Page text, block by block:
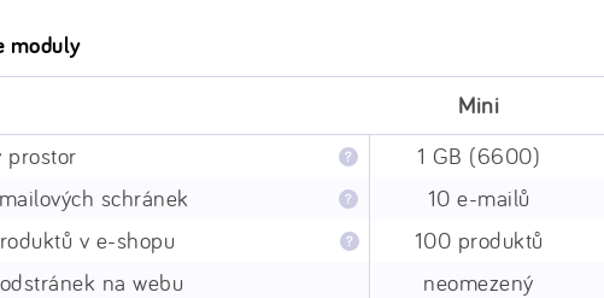
moduly
Mini
prostor
1 GB (6600)
schránek
10 e-mailů
v e-shopu
100 produktů
na webu
neomezený